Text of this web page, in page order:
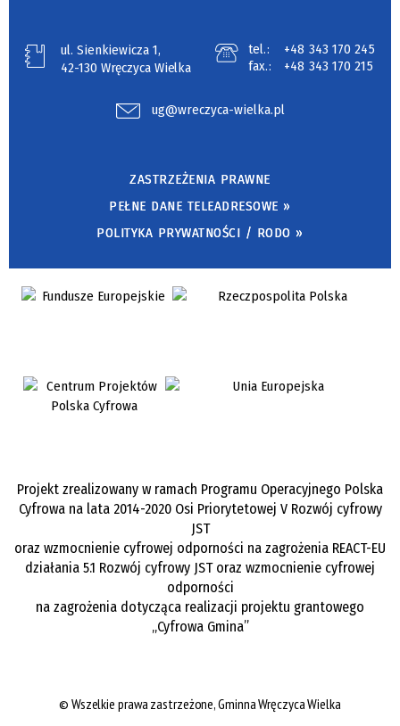
ul. Sienkiewicza 1,
42-130 Wręczyca Wielka
tel.:
+48 343 170 245
fax.:
+48 343 170 215
ug@wreczyca-wielka.pl
ZASTRZEŻENIA PRAWNE
PEŁNE DANE TELEADRESOWE »
POLITYKA PRYWATNOŚCI / RODO »
Projekt zrealizowany w ramach Programu Operacyjnego Polska
Cyfrowa na lata 2014-2020 Osi Priorytetowej V Rozwój cyfrowy
JST
oraz wzmocnienie cyfrowej odporności na zagrożenia REACT-EU
działania 5.1 Rozwój cyfrowy JST oraz wzmocnienie cyfrowej
odporności
na zagrożenia dotycząca realizacji projektu grantowego
„Cyfrowa Gmina”
© Wszelkie prawa zastrzeżone,Gminna Wręczyca Wielka